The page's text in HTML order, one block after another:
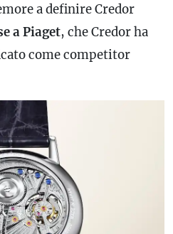
a definire Credor
a Piaget, che Credor ha
come competitor